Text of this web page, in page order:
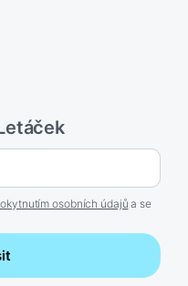
osobních údajůa se